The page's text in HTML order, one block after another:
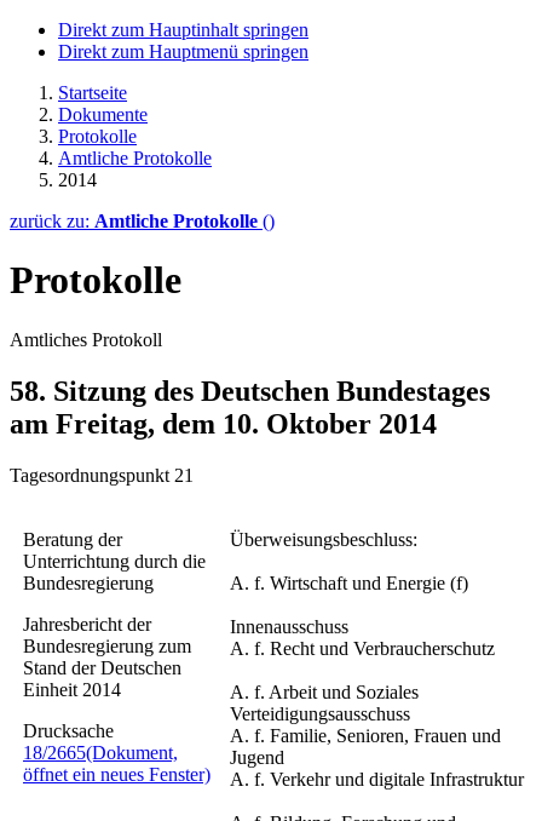
Direkt zum Hauptinhalt springen
Direkt zum Hauptmenü springen
Startseite
Dokumente
Protokolle
Amtliche Protokolle
2014
zurück zu: Amtliche Protokolle ()
Protokolle
Amtliches Protokoll
58. Sitzung des Deutschen Bundestages
am Freitag, dem 10. Oktober 2014
Tagesordnungspunkt 21
Beratung der
Unterrichtung durch die
Bundesregierung
Jahresbericht der
Bundesregierung zum
Stand der Deutschen
Einheit 2014
Drucksache
18/2665(Dokument,
öffnet ein neues Fenster)
Überweisungsbeschluss:
A. f. Wirtschaft und Energie (f)
Innenausschuss
A. f. Recht und Verbraucherschutz
A. f. Arbeit und Soziales
Verteidigungsausschuss
A. f. Familie, Senioren, Frauen und
Jugend
A. f. Verkehr und digitale Infrastruktur